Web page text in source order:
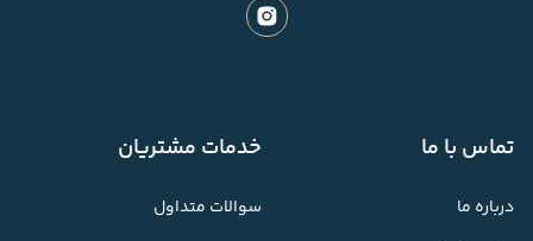
تماس با ما
درباره ما
خدمات مشتریان
سوالات متداول